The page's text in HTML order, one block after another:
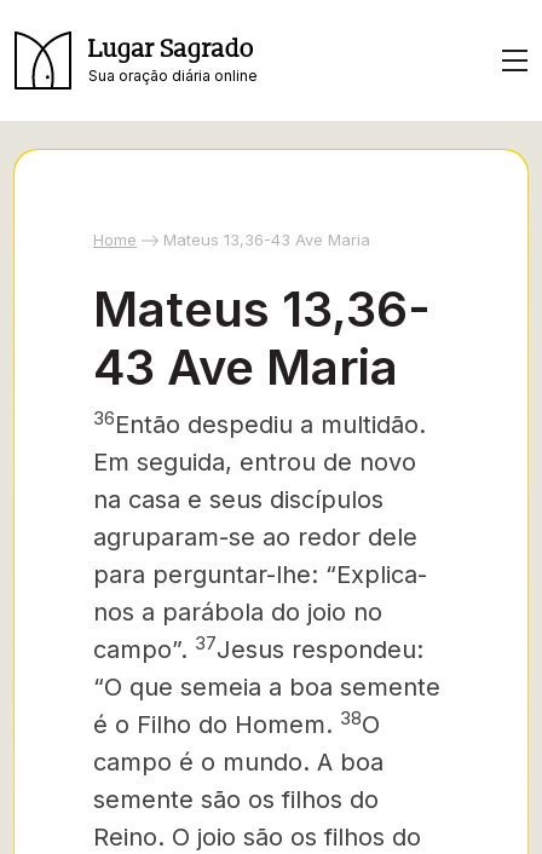
Lugar Sagrado
Sua oração diária online
Home Mateus 13,36-43 Ave Maria
Mateus 13,36-
43 Ave Maria
36Então despediu a multidão.
Em seguida, entrou de novo
na casa e seus discípulos
agruparam-se ao redor dele
para perguntar-lhe: “Explica-
nos a parábola do joio no
campo”. 37Jesus respondeu:
“O que semeia a boa semente
é o Filho do Homem. 38O
campo é o mundo. A boa
semente são os filhos do
Reino. O joio são os filhos do